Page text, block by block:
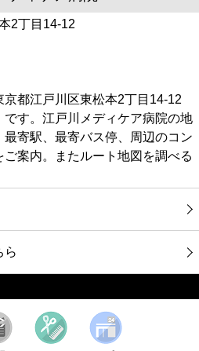
2丁目14-12
都江戸川区東松本2丁目14-12
す。江戸川メディケア病院の地
寄駅、最寄バス停、周辺のコン
案内。またルート地図を調べる
ら